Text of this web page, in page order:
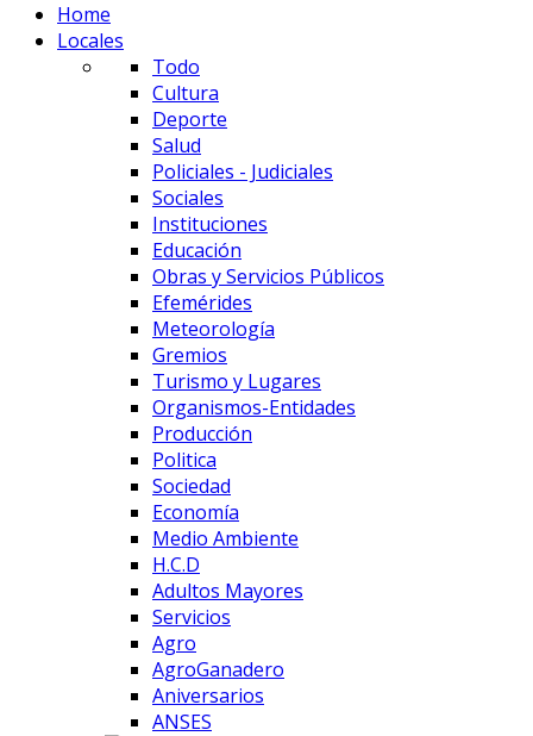
Home
Locales
Todo
Cultura
Deporte
Salud
Policiales - Judiciales
Sociales
Instituciones
Educación
Obras y Servicios Públicos
Efemérides
Meteorología
Gremios
Turismo y Lugares
Organismos-Entidades
Producción
Politica
Sociedad
Economía
Medio Ambiente
H.C.D
Adultos Mayores
Servicios
Agro
AgroGanadero
Aniversarios
ANSES